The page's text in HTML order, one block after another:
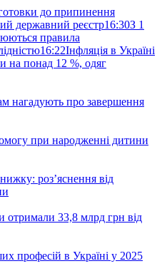
до припинення
державний реєстр16:30З 1
правила
16:22Інфляція в Україні
на понад 12 %, одяг
нагадують про завершення
при народженні дитини
роз’яснення від
отримали 33,8 млрд грн від
професій в Україні у 2025